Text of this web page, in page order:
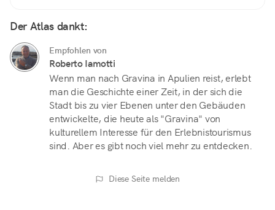
Der Atlas dankt:
Empfohlen von
Roberto Iamotti
Wenn man nach Gravina in Apulien reist, erlebt
man die Geschichte einer Zeit, in der sich die
Stadt bis zu vier Ebenen unter den Gebäuden
entwickelte, die heute als "Gravina" von
kulturellem Interesse für den Erlebnistourismus
sind. Aber es gibt noch viel mehr zu entdecken.
Diese Seite melden